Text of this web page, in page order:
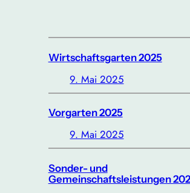
Wirtschaftsgarten 2025
9. Mai 2025
Vorgarten 2025
9. Mai 2025
Sonder- und
Gemeinschaftsleistungen